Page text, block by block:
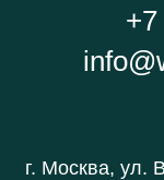
г. Москва, ул.